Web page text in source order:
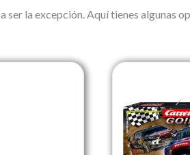
ser la excepción. Aquí tienes algunas